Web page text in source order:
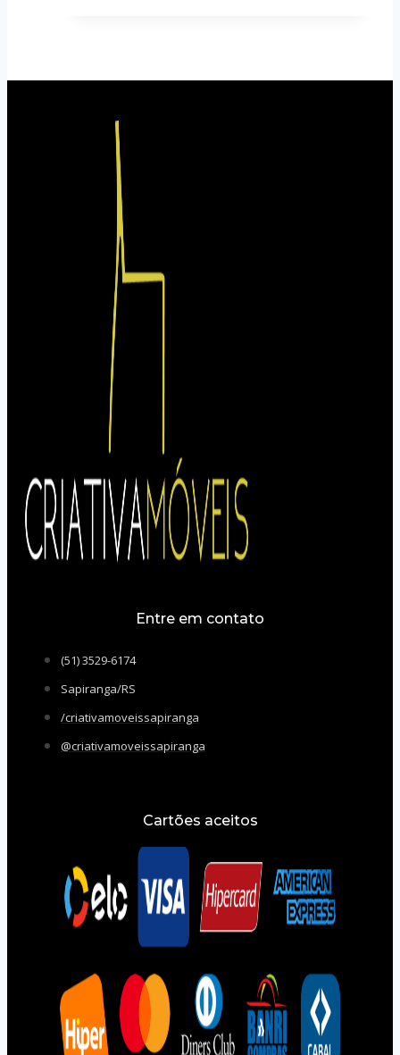
Entre em contato
(51) 3529-6174
Sapiranga/RS
/criativamoveissapiranga
@criativamoveissapiranga
Cartões aceitos